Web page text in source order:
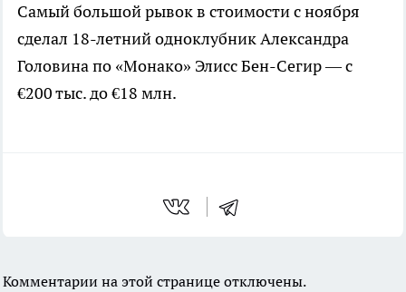
Самый большой рывок в стоимости с ноября
сделал 18-летний одноклубник Александра
Головина по «Монако» Элисс Бен-Сегир — с
€200 тыс. до €18 млн.
Комментарии на этой странице отключены.